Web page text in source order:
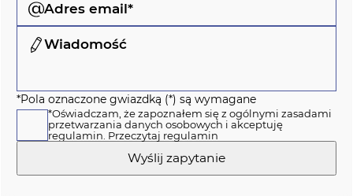
Adres email*
Wiadomość
*Pola oznaczone gwiazdką (*) są wymagane
*Oświadczam, że zapoznałem się z ogólnymi zasadami
przetwarzania danych osobowych i akceptuję
regulamin. Przeczytaj regulamin
Wyślij zapytanie